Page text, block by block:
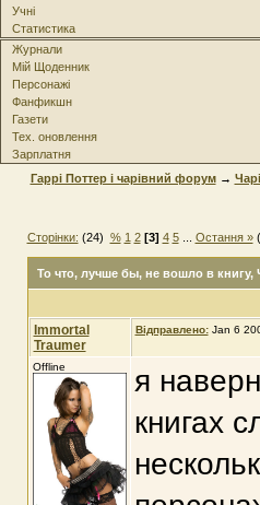
Учні
Статистика
Журнали
Мій Щоденник
Персонажі
Фанфикшн
Газети
Тех. оновлення
Зарплатня
Гаррі Поттер і чарівний форум→
Сторінки: (24) % 1 2 [3] 4 5... Остання »(
То что, лучше бы, не вошло в книгу,
Immortal
Traumer
Відправлено: Jan 6
Offline
я
книгах